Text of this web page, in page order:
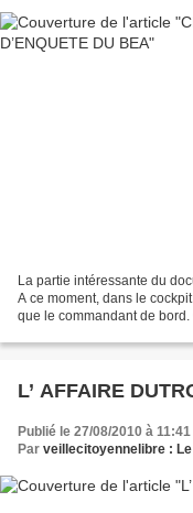
La partie intéressante du
A ce moment, dans le
que le commandant de
L’ AFFAIRE
Publié le 27/08/2010 à 11:41
Par veillecitoyennelibre :